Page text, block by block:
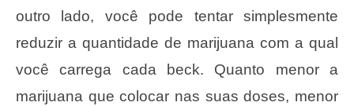
outro lado, você pode tentar simplesmente
reduzir a quantidade de marijuana com a qual
você carrega cada beck. Quanto menor a
marijuana que colocar nas suas doses, menor